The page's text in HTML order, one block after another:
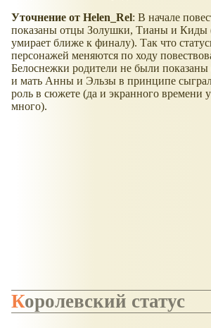
Уточнение от Helen_Rel: В начале
показаны отцы Золушки, Тианы и Киды
умирает ближе к финалу). Так что
персонажей меняются по ходу
Белоснежки родители не были показаны
и мать Анны и Эльзы в принципе
роль в сюжете (да и экранного времени
много).
Королевский статус